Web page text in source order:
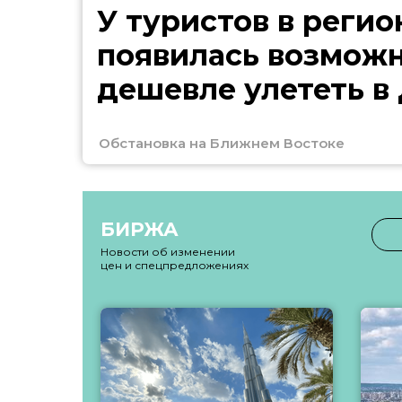
У туристов в
появилась
дешевле улететь в
Обстановка на Ближнем Востоке
БИРЖА
Новости об изменении
цен и спецпредложениях